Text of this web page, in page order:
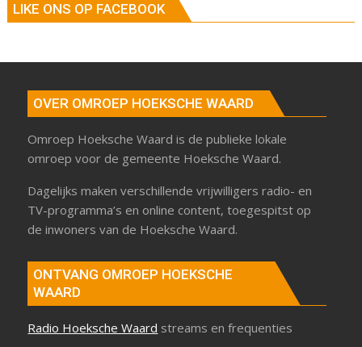
LIKE ONS OP FACEBOOK
OVER OMROEP HOEKSCHE WAARD
Omroep Hoeksche Waard is de publieke lokale
omroep voor de gemeente Hoeksche Waard.
Dagelijks maken verschillende vrijwilligers radio- en
TV-programma’s en online content, toegespitst op
de inwoners van de Hoeksche Waard.
ONTVANG OMROEP HOEKSCHE
WAARD
Radio Hoeksche Waard streams en frequenties